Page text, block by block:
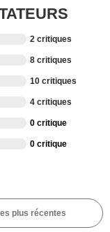
2 critiques
8 critiques
10 critiques
4 critiques
0 critique
0 critique
plus récentes